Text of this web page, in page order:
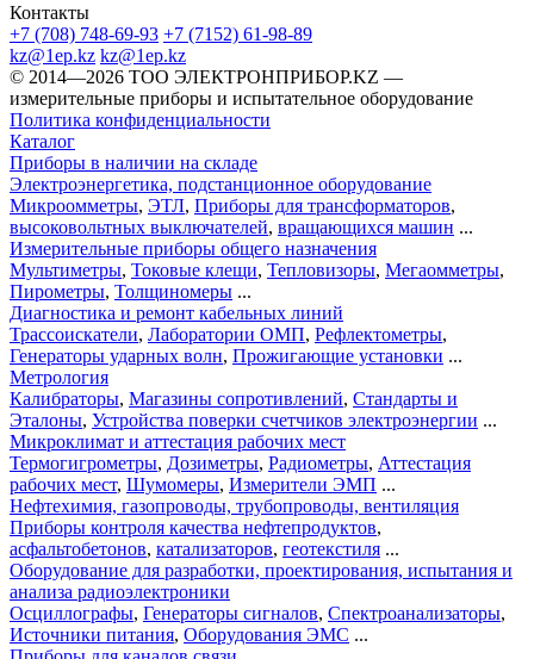
Контакты
+7 (708) 748-69-93 +7 (7152) 61-98-89
kz@1ep.kz kz@1ep.kz
©️ 2014—2026 ТОО ЭЛЕКТРОНПРИБОР.KZ —
измерительные приборы и испытательное оборудование
Политика конфиденциальности
Каталог
Приборы в наличии на складе
Электроэнергетика, подстанционное оборудование
Микроомметры, ЭТЛ, Приборы для трансформаторов,
высоковольтных выключателей, вращающихся машин ...
Измерительные приборы общего назначения
Мультиметры, Токовые клещи, Тепловизоры, Мегаомметры,
Пирометры, Толщиномеры ...
Диагностика и ремонт кабельных линий
Трассоискатели, Лаборатории ОМП, Рефлектометры,
Генераторы ударных волн, Прожигающие установки ...
Метрология
Калибраторы, Магазины сопротивлений, Стандарты и
Эталоны, Устройства поверки счетчиков электроэнергии ...
Микроклимат и аттестация рабочих мест
Термогигрометры, Дозиметры, Радиометры, Аттестация
рабочих мест, Шумомеры, Измерители ЭМП ...
Нефтехимия, газопроводы, трубопроводы, вентиляция
Приборы контроля качества нефтепродуктов,
асфальтобетонов, катализаторов, геотекстиля ...
Оборудование для разработки, проектирования, испытания и
анализа радиоэлектроники
Осциллографы, Генераторы сигналов, Спектроанализаторы,
Источники питания, Оборудования ЭМС ...